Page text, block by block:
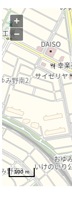
+
−
100 m